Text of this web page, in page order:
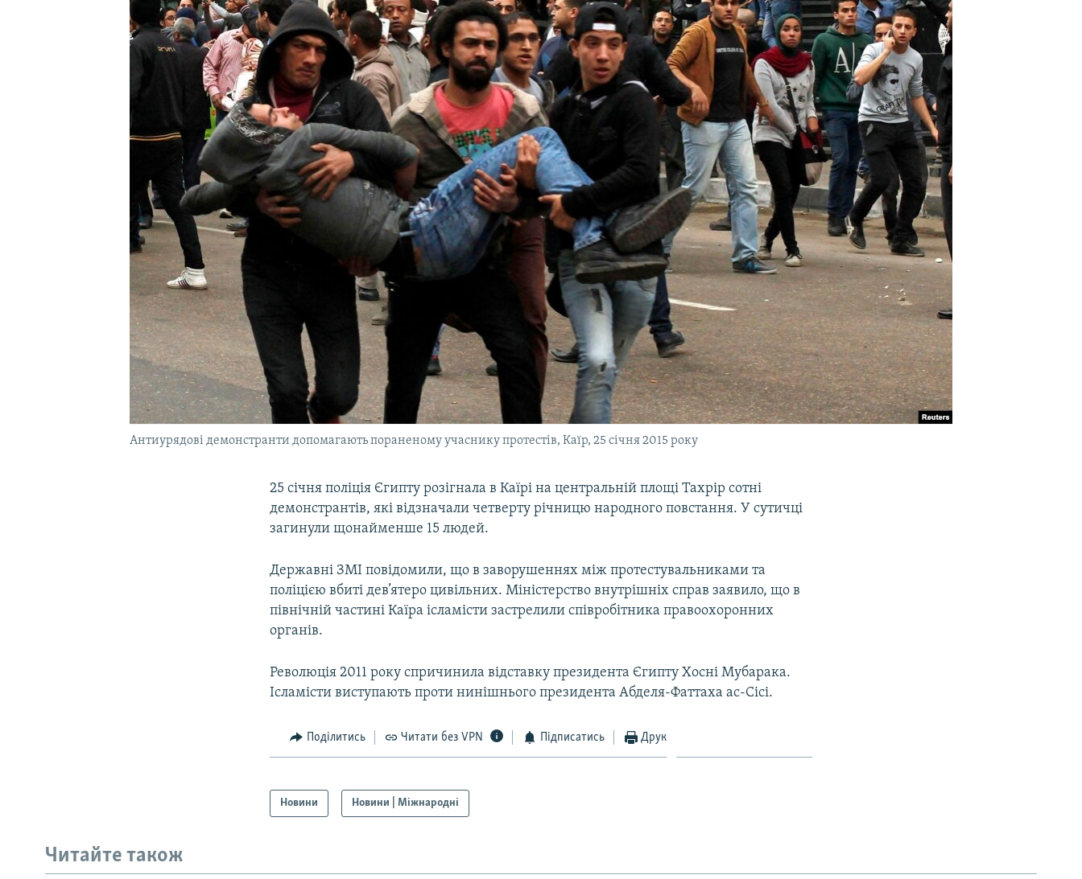
Антиурядові демонстранти допомагають пораненому учаснику протестів, Каїр, 25 січня 2015 року
25 січня поліція Єгипту розігнала в Каїрі на центральній площі Тахрір сотні
демонстрантів, які відзначали четверту річницю народного повстання. У сутичці
загинули щонайменше 15 людей.
Державні ЗМІ повідомили, що в заворушеннях між протестувальниками та
поліцією вбиті дев’ятеро цивільних. Міністерство внутрішніх справ заявило, що в
північній частині Каїра ісламісти застрелили співробітника правоохоронних
органів.
Революція 2011 року спричинила відставку президента Єгипту Хосні Мубарака.
Ісламісти виступають проти нинішнього президента Абделя-Фаттаха ас-Сісі.
Поділитись Читати без VPN Підписатись Друк
Новини Новини | Міжнародні
Читайте також